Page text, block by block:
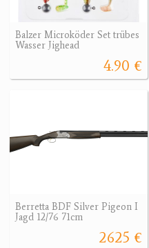
Balzer Microköder Set trübes
Wasser Jighead
4.90 €
Berretta BDF Silver Pigeon I
Jagd 12/76 71cm
2625 €